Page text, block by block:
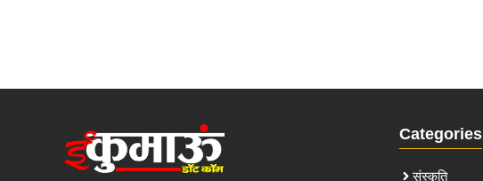
Categories
संस्कृति